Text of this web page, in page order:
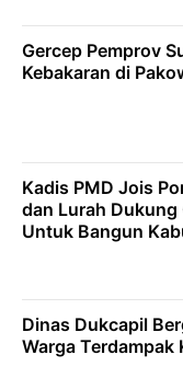
Gercep Pemprov
Kebakaran di
Kadis PMD Jois
dan Lurah Dukung
Untuk Bangun
Dinas Dukcapil
Warga Terdampak